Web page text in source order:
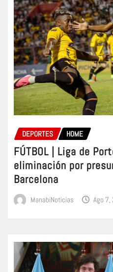
DEPORTES HOME
FÚTBOL | Liga de
eliminación por
Barcelona
ManabiNoticias Ago 7,